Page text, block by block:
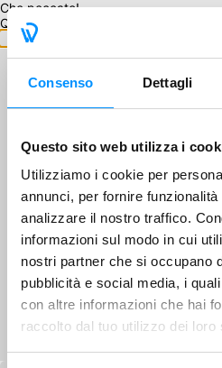
Consenso Dettagli
Questo sito web utilizza i
Utilizziamo i cookie per
annunci, per fornire
analizzare il nostro traffico.
informazioni sul modo in cui
nostri partner che si occupano
pubblicità e social media, i
con altre informazioni che hai
raccolto dal tuo utilizzo dei loro
Che peccato!
Questo GA non è disponibile.